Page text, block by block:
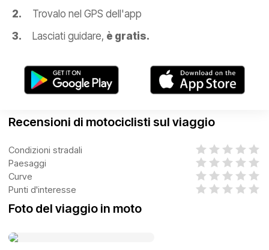
Trovalo nel GPS dell'app
Lasciati guidare, è gratis.
Recensioni di motociclisti sul viaggio
Condizioni stradali
Paesaggi
Curve
Punti d'interesse
Foto del viaggio in moto